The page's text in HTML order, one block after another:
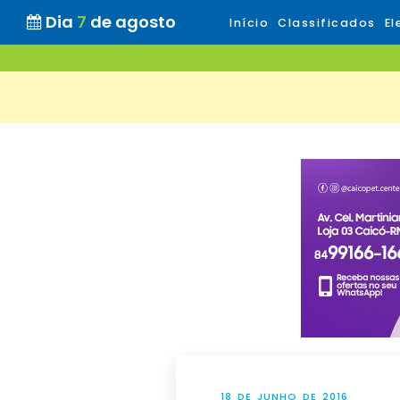
Dia 7 de agosto Início Classificados
18 DE JUNHO DE 2016